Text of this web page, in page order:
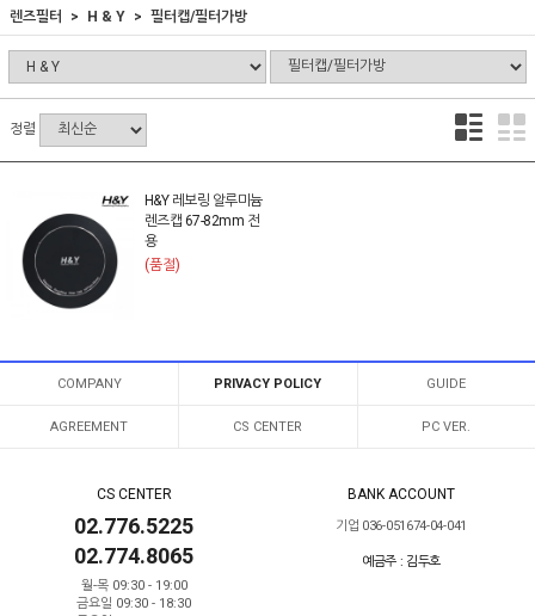
렌즈필터 H & Y 필터캡/필터가방
정렬
H&Y 레보링 알루미늄
렌즈캡 67-82mm 전
용
(품절)
COMPANY PRIVACY POLICY GUIDE
AGREEMENT CS CENTER PC VER.
CS CENTER
02.776.5225
02.774.8065
월-목 09:30 - 19:00
금요일 09:30 - 18:30
BANK ACCOUNT
기업 036-051674-04-041
예금주 : 김두호